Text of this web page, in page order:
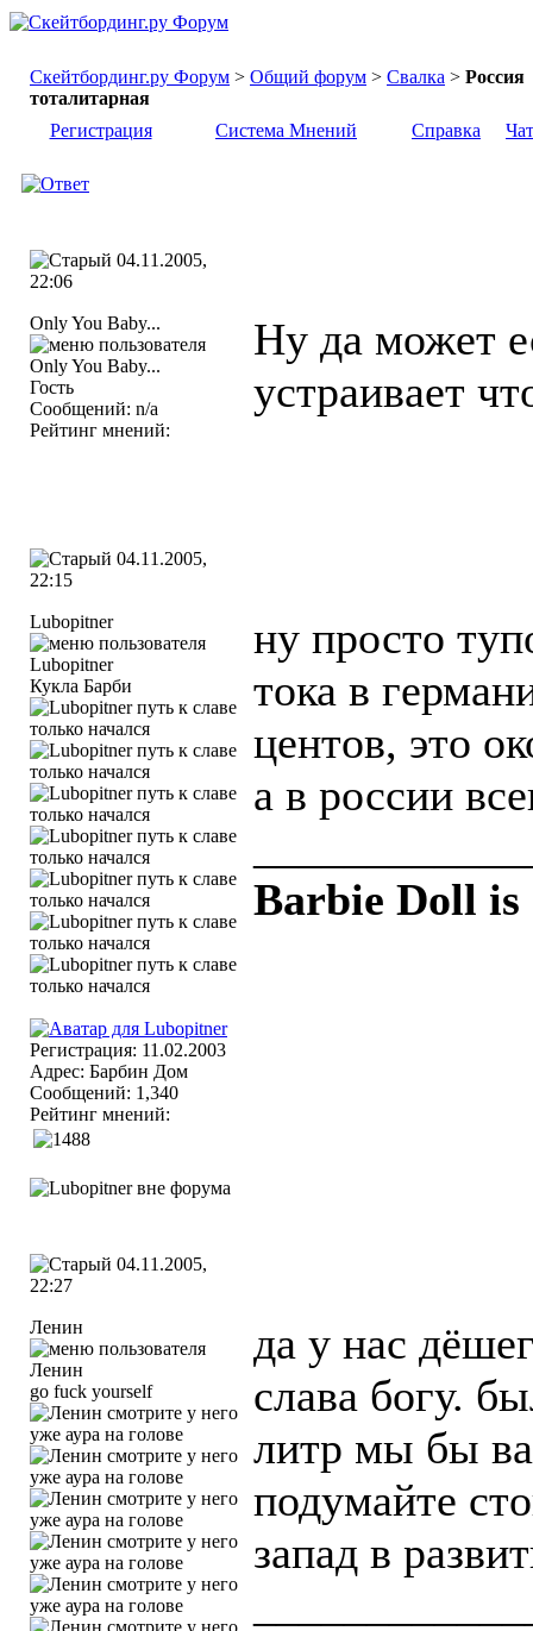
Скейтбординг.ру Форум > Общий форум > Свалка > Россия
тоталитарная
Регистрация
Система Мнений Справка Чат
04.11.2005,
22:06
Only You Baby...
Гость
Сообщений: n/a
Рейтинг мнений:
Ну да может
устраивает
04.11.2005,
22:15
Lubopitner
Кукла Барби
Регистрация: 11.02.2003
Адрес: Барбин Дом
Сообщений: 1,340
Рейтинг мнений:
ну просто
тока в
центов, это
а в россии
Barbie Doll is
04.11.2005,
22:27
Ленин
go fuck yourself
да у нас
слава богу.
литр мы бы
подумайте
запад в